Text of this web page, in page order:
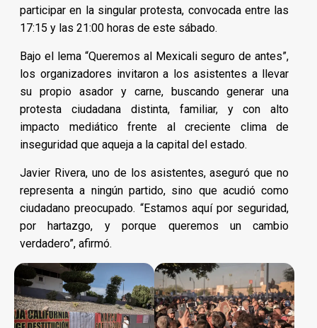
participar en la singular protesta, convocada entre las
17:15 y las 21:00 horas de este sábado.
Bajo el lema “Queremos al Mexicali seguro de antes”,
los organizadores invitaron a los asistentes a llevar
su propio asador y carne, buscando generar una
protesta ciudadana distinta, familiar, y con alto
impacto mediático frente al creciente clima de
inseguridad que aqueja a la capital del estado.
Javier Rivera, uno de los asistentes, aseguró que no
representa a ningún partido, sino que acudió como
ciudadano preocupado. “Estamos aquí por seguridad,
por hartazgo, y porque queremos un cambio
verdadero”, afirmó.